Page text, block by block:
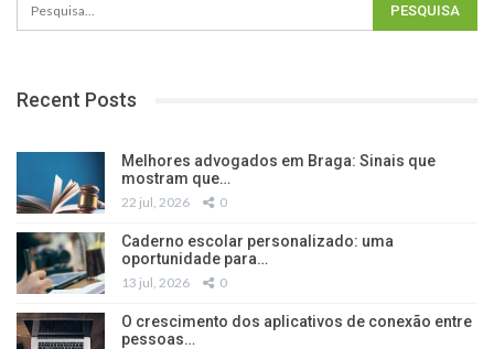
Recent Posts
Melhores advogados em Braga: Sinais que
mostram que…
22 jul, 2026 0
Caderno escolar personalizado: uma
oportunidade para…
13 jul, 2026 0
O crescimento dos aplicativos de conexão entre
pessoas…